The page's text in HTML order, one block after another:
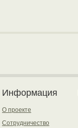
Информация
О проекте
Сотрудничество